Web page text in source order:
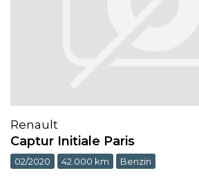
Renault
Captur Initiale Paris
02/2020 42.000 km Benzin